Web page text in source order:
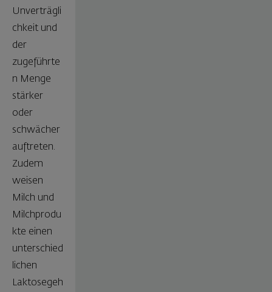
Unverträgli
chkeit und
der
zugeführte
n Menge
stärker
oder
schwächer
auftreten.
Zudem
weisen
Milch und
Milchprodu
kte einen
unterschied
lichen
Laktosegeh